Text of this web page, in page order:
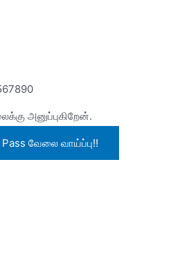
அனுப்புகிறேன்.
வேலை வாய்ப்பு!!